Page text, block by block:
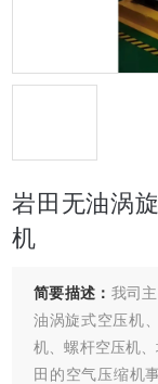
岩田无油涡
机
简要描述： 我司
油涡旋式空压机
机、螺杆空压机
田的空气压缩机